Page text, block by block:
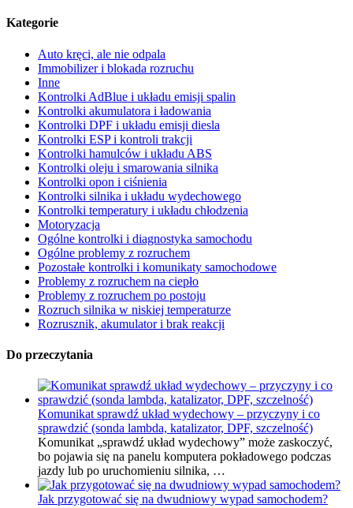
Kategorie
Auto kręci, ale nie odpala
Immobilizer i blokada rozruchu
Inne
Kontrolki AdBlue i układu emisji spalin
Kontrolki akumulatora i ładowania
Kontrolki DPF i układu emisji diesla
Kontrolki ESP i kontroli trakcji
Kontrolki hamulców i układu ABS
Kontrolki oleju i smarowania silnika
Kontrolki opon i ciśnienia
Kontrolki silnika i układu wydechowego
Kontrolki temperatury i układu chłodzenia
Motoryzacja
Ogólne kontrolki i diagnostyka samochodu
Ogólne problemy z rozruchem
Pozostałe kontrolki i komunikaty samochodowe
Problemy z rozruchem na ciepło
Problemy z rozruchem po postoju
Rozruch silnika w niskiej temperaturze
Rozrusznik, akumulator i brak reakcji
Do przeczytania
Komunikat sprawdź układ wydechowy – przyczyny i co
sprawdzić (sonda lambda, katalizator, DPF, szczelność)
Komunikat „sprawdź układ wydechowy” może zaskoczyć,
bo pojawia się na panelu komputera pokładowego podczas
jazdy lub po uruchomieniu silnika, …
Jak przygotować się na dwudniowy wypad samochodem?